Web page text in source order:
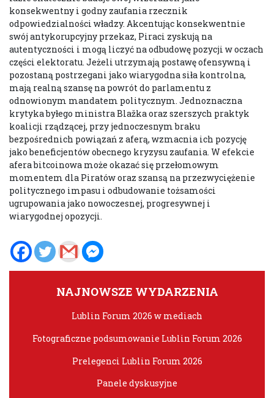
konsekwentny i godny zaufania rzecznik
odpowiedzialności władzy. Akcentując konsekwentnie
swój antykorupcyjny przekaz, Piraci zyskują na
autentyczności i mogą liczyć na odbudowę pozycji w oczach
części elektoratu. Jeżeli utrzymają postawę ofensywną i
pozostaną postrzegani jako wiarygodna siła kontrolna,
mają realną szansę na powrót do parlamentu z
odnowionym mandatem politycznym. Jednoznaczna
krytyka byłego ministra Blažka oraz szerszych praktyk
koalicji rządzącej, przy jednoczesnym braku
bezpośrednich powiązań z aferą, wzmacnia ich pozycję
jako beneficjentów obecnego kryzysu zaufania. W efekcie
afera bitcoinowa może okazać się przełomowym
momentem dla Piratów oraz szansą na przezwyciężenie
politycznego impasu i odbudowanie tożsamości
ugrupowania jako nowoczesnej, progresywnej i
wiarygodnej opozycji.
NAJNOWSZE WYDARZENIA
Lublin Forum 2026 w mediach
Fotograficzne podsumowanie Lublin Forum 2026
Prelegenci Lublin Forum 2026
Panele dyskusyjne